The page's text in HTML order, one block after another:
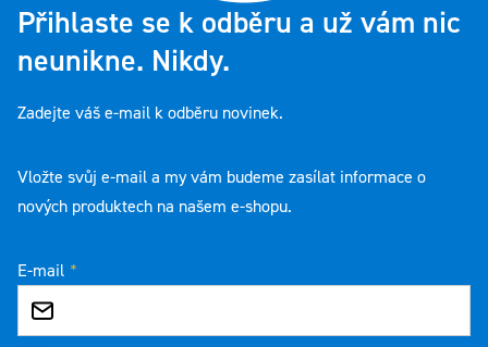
Přihlaste se k odběru a už vám nic
neunikne. Nikdy.
Zadejte váš e-mail k odběru novinek.
Vložte svůj e-mail a my vám budeme zasílat informace o
nových produktech na našem e-shopu.
E-mail